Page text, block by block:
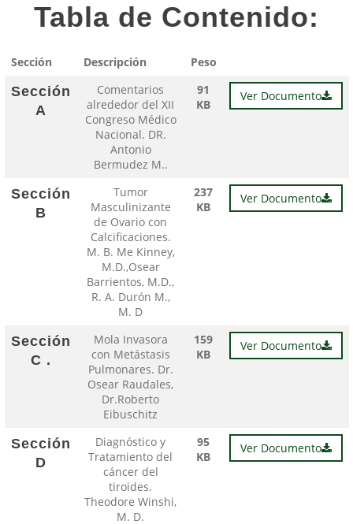
Tabla de Contenido:
Sección Descripción Peso
Sección
A
Comentarios
alrededor del XII
Congreso Médico
Nacional. DR.
Antonio
Bermudez M..
91
KB
Ver Documento
Sección
B
Tumor
Masculinizante
de Ovario con
Calcificaciones.
M. B. Me Kinney,
M.D.,Osear
Barrientos, M.D.,
R. A. Durón M.,
M. D
237
KB
Ver Documento
Sección
C .
Mola Invasora
con Metástasis
Pulmonares. Dr.
Osear Raudales,
Dr.Roberto
Eibuschitz
159
KB
Ver Documento
Sección
D
Diagnóstico y
Tratamiento del
cáncer del
tiroides.
Theodore Winshi,
M. D.
95
KB
Ver Documento